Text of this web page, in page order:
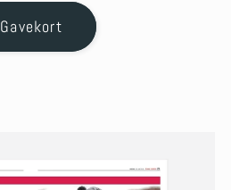
Gavekort